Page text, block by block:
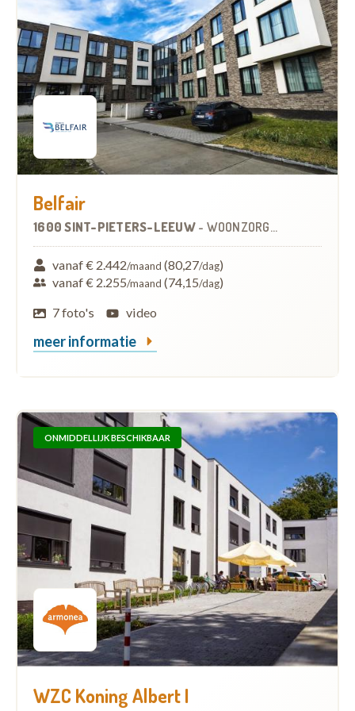
Belfair
1600 SINT-PIETERS-LEEUW - WOONZORGCENTRUM (WZC)
vanaf € 2.442/maand (80,27/dag)
vanaf € 2.255/maand (74,15/dag)
7 foto's
video
meer informatie
ONMIDDELLIJK BESCHIKBAAR
WZC Koning Albert I